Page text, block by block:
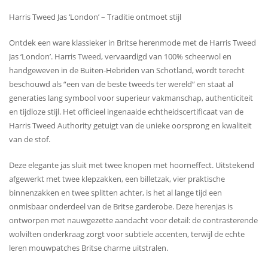
Harris Tweed Jas ‘London’ – Traditie ontmoet stijl
Ontdek een ware klassieker in Britse herenmode met de Harris Tweed
Jas ‘London’. Harris Tweed, vervaardigd van 100% scheerwol en
handgeweven in de Buiten-Hebriden van Schotland, wordt terecht
beschouwd als “een van de beste tweeds ter wereld” en staat al
generaties lang symbool voor superieur vakmanschap, authenticiteit
en tijdloze stijl. Het officieel ingenaaide echtheidscertificaat van de
Harris Tweed Authority getuigt van de unieke oorsprong en kwaliteit
van de stof.
Deze elegante jas sluit met twee knopen met hoorneffect. Uitstekend
afgewerkt met twee klepzakken, een billetzak, vier praktische
binnenzakken en twee splitten achter, is het al lange tijd een
onmisbaar onderdeel van de Britse garderobe. Deze herenjas is
ontworpen met nauwgezette aandacht voor detail: de contrasterende
wolvilten onderkraag zorgt voor subtiele accenten, terwijl de echte
leren mouwpatches Britse charme uitstralen.